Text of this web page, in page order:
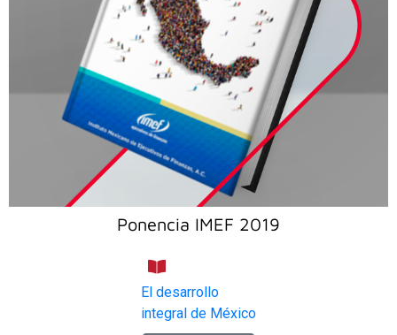
Ponencia IMEF 2019
El desarrollo
integral de México